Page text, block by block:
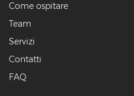
Come ospitare
Team
Servizi
Contatti
FAQ